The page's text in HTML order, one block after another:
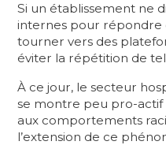
Si un établissement ne
internes pour répondre
tourner vers des
éviter la répétition de
À ce jour, le secteur
se montre peu pro-
aux comportements
l’extension de ce